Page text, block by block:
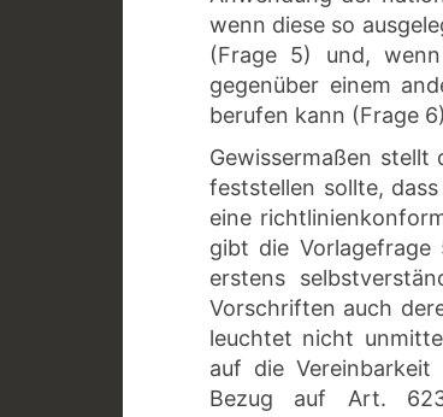
wenn diese so
(Frage 5) und,
gegenüber einem
berufen kann (Frage
Gewissermaßen stellt
feststellen sollte,
eine
gibt die
erstens
Vorschriften auch
leuchtet nicht
auf die
Bezug auf Art.